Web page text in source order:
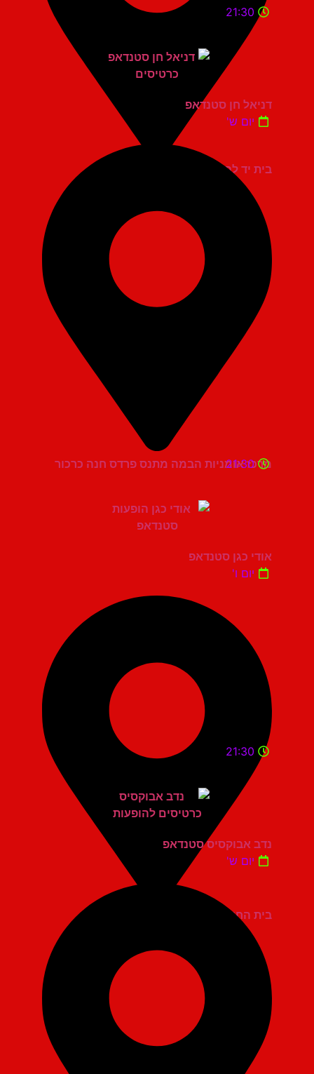
בית יד לבנים אשדוד
21:30
דניאל חן סטנדאפ
יום ש'
מרכז אומניות הבמה מתנס פרדס חנה כרכור
21:30
אודי כגן סטנדאפ
יום ו'
בית החייל תל אביב
21:30
נדב אבוקסיס סטנדאפ
יום ש'